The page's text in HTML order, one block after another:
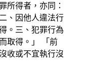
所得者，亦同：
、因他人違法行
。三、犯罪行為
取得。」 「前
收或不宜執行沒